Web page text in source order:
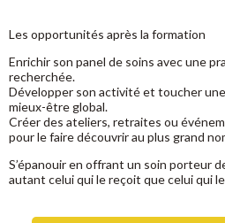
Les opportunités après la formation
Enrichir son panel de soins avec une
recherchée.
Développer son activité et toucher
mieux-être global.
Créer des ateliers, retraites ou
pour le faire découvrir au plus grand
S’épanouir en offrant un soin porteur
autant celui qui le reçoit que celui qui